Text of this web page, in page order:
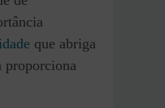
que abriga
proporciona